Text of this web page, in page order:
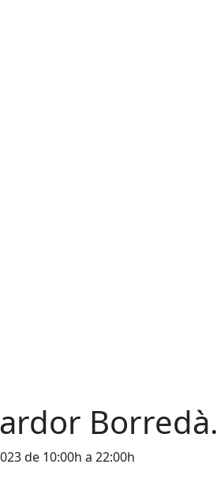
Borredà.
de 10:00h a 22:00h